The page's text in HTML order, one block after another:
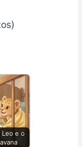
Leo e o